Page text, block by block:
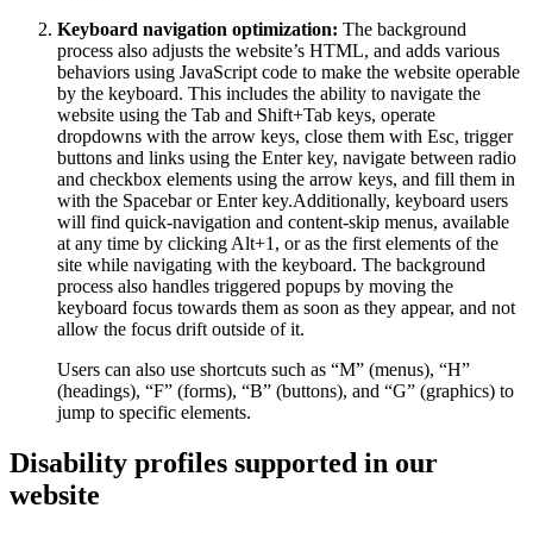
Keyboard navigation optimization: The background
process also adjusts the website’s HTML, and adds various
behaviors using JavaScript code to make the website operable
by the keyboard. This includes the ability to navigate the
website using the Tab and Shift+Tab keys, operate
dropdowns with the arrow keys, close them with Esc, trigger
buttons and links using the Enter key, navigate between radio
and checkbox elements using the arrow keys, and fill them in
with the Spacebar or Enter key.Additionally, keyboard users
will find quick-navigation and content-skip menus, available
at any time by clicking Alt+1, or as the first elements of the
site while navigating with the keyboard. The background
process also handles triggered popups by moving the
keyboard focus towards them as soon as they appear, and not
allow the focus drift outside of it.
Users can also use shortcuts such as “M” (menus), “H”
(headings), “F” (forms), “B” (buttons), and “G” (graphics) to
jump to specific elements.
Disability profiles supported in our
website